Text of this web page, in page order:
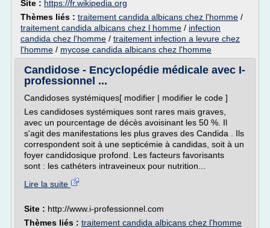
Site : https://fr.wikipedia.org
Thèmes liés : traitement candida albicans chez l'homme /
traitement candida albicans chez l homme / infection
candida chez l'homme / traitement infection a levure chez
l'homme / mycose candida albicans chez l'homme
Candidose - Encyclopédie médicale avec I-
professionnel ...
Candidoses systémiques[ modifier | modifier le code ]
Les candidoses systémiques sont rares mais graves,
avec un pourcentage de décès avoisinant les 50 %. Il
s'agit des manifestations les plus graves des Candida . Ils
correspondent soit à une septicémie à candidas, soit à un
foyer candidosique profond. Les facteurs favorisants
sont : les cathéters intraveineux pour nutrition...
Lire la suite
Site : http://www.i-professionnel.com
Thèmes liés : traitement candida albicans chez l'homme